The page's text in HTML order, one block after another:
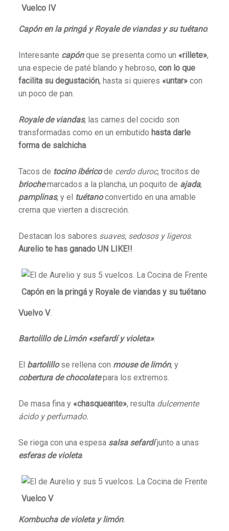
Vuelco IV
Capón en la pringá y Royale de viandas y su tuétano.
Interesante capónque se presenta como un «rillete»,
una especie de paté blando y hebroso, con lo que
facilita su degustación, hasta si quieres «untar»con
un poco de pan.
Royale de viandas, las carnes del cocido son
transformadas como en un embutido hasta darle
forma de salchicha.
Tacos de tocino ibéricode cerdo duroc, trocitos de
briochemarcados a la plancha, un poquito de ajada,
pamplinas, y el tuétanoconvertido en una amable
crema que vierten a discreción.
Destacan los sabores suaves, sedosos y ligeros.
Aurelio te has ganado UN LIKE!!
Capón en la pringá y Royale de viandas y su tuétano
Vuelvo V.
Bartolillo de Limón «sefardí y violeta».
El bartolillose rellena con mouse de limón, y
cobertura de chocolatepara los extremos.
De masa fina y «chasqueante», resulta dulcemente
ácido y perfumado.
Se riega con una espesa salsa sefardíjunto a unas
esferas de violeta.
Vuelco V
Kombucha de violeta y limón.